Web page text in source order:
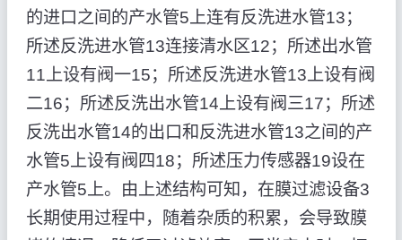
的进口之间的产水管5上连有反洗进水管13；
所述反洗进水管13连接清水区12；所述出水管
11上设有阀一15；所述反洗进水管13上设有阀
二16；所述反洗出水管14上设有阀三17；所述
反洗出水管14的出口和反洗进水管13之间的产
水管5上设有阀四18；所述压力传感器19设在
产水管5上。由上述结构可知，在膜过滤设备3
长期使用过程中，随着杂质的积累，会导致膜